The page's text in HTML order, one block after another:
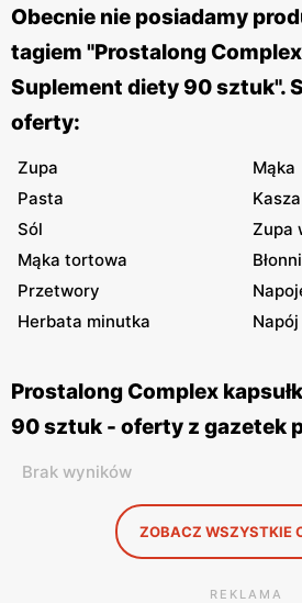
Obecnie nie posiadamy
tagiem "Prostalong
Suplement diety 90 sztuk".
oferty:
Zupa
Mąka
Pasta
Sól
Zupa
Mąka tortowa
Przetwory
Herbata minutka
Prostalong Complex
90 sztuk - oferty z gazetek
Brak wyników
ZOBACZ WSZYSTKIE
REKLAMA